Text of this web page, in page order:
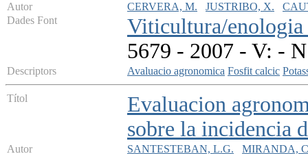
Autor CERVERA, M. JUSTRIBO, X.
Dades Font
Viticultura/
5679 - 2007 - V: -
Descriptors Avaluacio agronomica Fosfit calcic
Títol
Evaluacion
sobre la incidencia
Autor SANTESTEBAN, L.G.
MIRANDA,